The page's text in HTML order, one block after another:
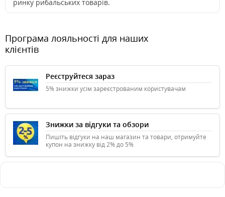
ринку рибальських товарів.
Програма лояльності для наших
клієнтів
Реєструйтеся зараз
5% знижки усім зареєстрованим користувачам
Знижки за відгуки та обзори
Пишіть відгуки на наш магазин та товари, отримуйте
купон на знижку від 2% до 5%